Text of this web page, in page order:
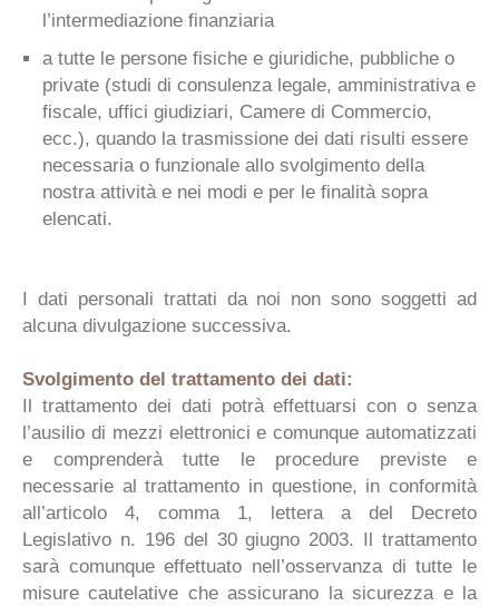
l’intermediazione finanziaria
a tutte le persone fisiche e giuridiche, pubbliche o
private (studi di consulenza legale, amministrativa e
fiscale, uffici giudiziari, Camere di Commercio,
ecc.), quando la trasmissione dei dati risulti essere
necessaria o funzionale allo svolgimento della
nostra attività e nei modi e per le finalità sopra
elencati.
I dati personali trattati da noi non sono soggetti ad
alcuna divulgazione successiva.
Svolgimento del trattamento dei dati:
Il trattamento dei dati potrà effettuarsi con o senza
l’ausilio di mezzi elettronici e comunque automatizzati
e comprenderà tutte le procedure previste e
necessarie al trattamento in questione, in conformità
all’articolo 4, comma 1, lettera a del Decreto
Legislativo n. 196 del 30 giugno 2003. Il trattamento
sarà comunque effettuato nell’osservanza di tutte le
misure cautelative che assicurano la sicurezza e la